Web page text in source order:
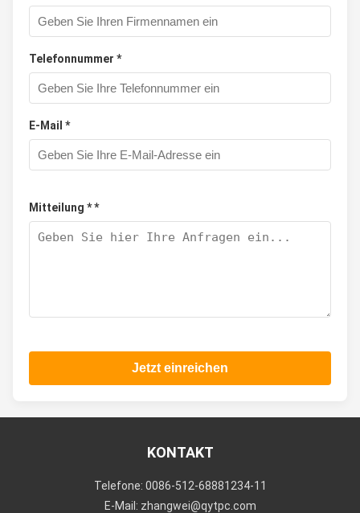
Telefonnummer *
E-Mail *
Mitteilung * *
Jetzt einreichen
KONTAKT
Telefone: 0086-512-68881234-11
E-Mail: zhangwei@qytpc.com